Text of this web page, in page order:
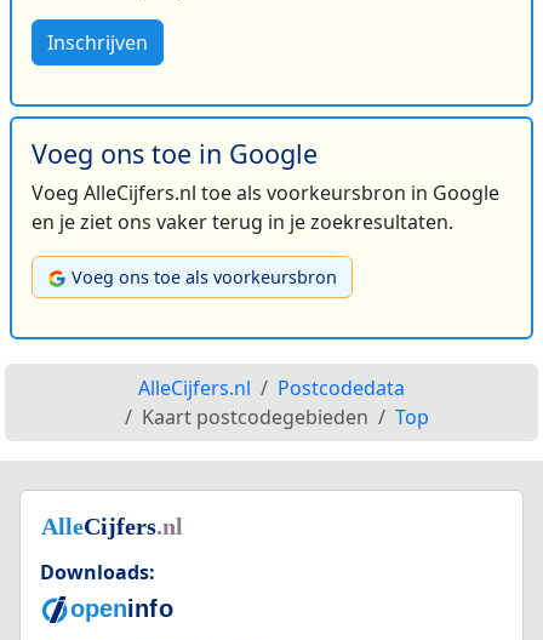
Inschrijven
Voeg ons toe in Google
Voeg AlleCijfers.nl toe als voorkeursbron in Google
en je ziet ons vaker terug in je zoekresultaten.
Voeg ons toe als voorkeursbron
AlleCijfers.nl
Postcodedata
Kaart postcodegebieden
Top
Downloads: